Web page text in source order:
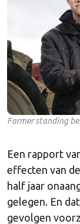
Farmer standing
Een rapport
effecten van de
half jaar
gelegen. En
gevolgen